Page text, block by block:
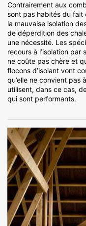
Contrairement aux
sont pas habités du fait
la mauvaise isolation
de déperdition des
une nécessité. Les
recours à l’isolation par
ne coûte pas chère et
flocons d’isolant vont
qu’elle ne convient pas
utilisent, dans ce cas,
qui sont performants.